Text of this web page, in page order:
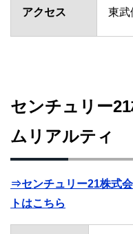
アクセス 東武
センチュリー
ムリアルティ
⇒センチュリー21株式
トはこちら